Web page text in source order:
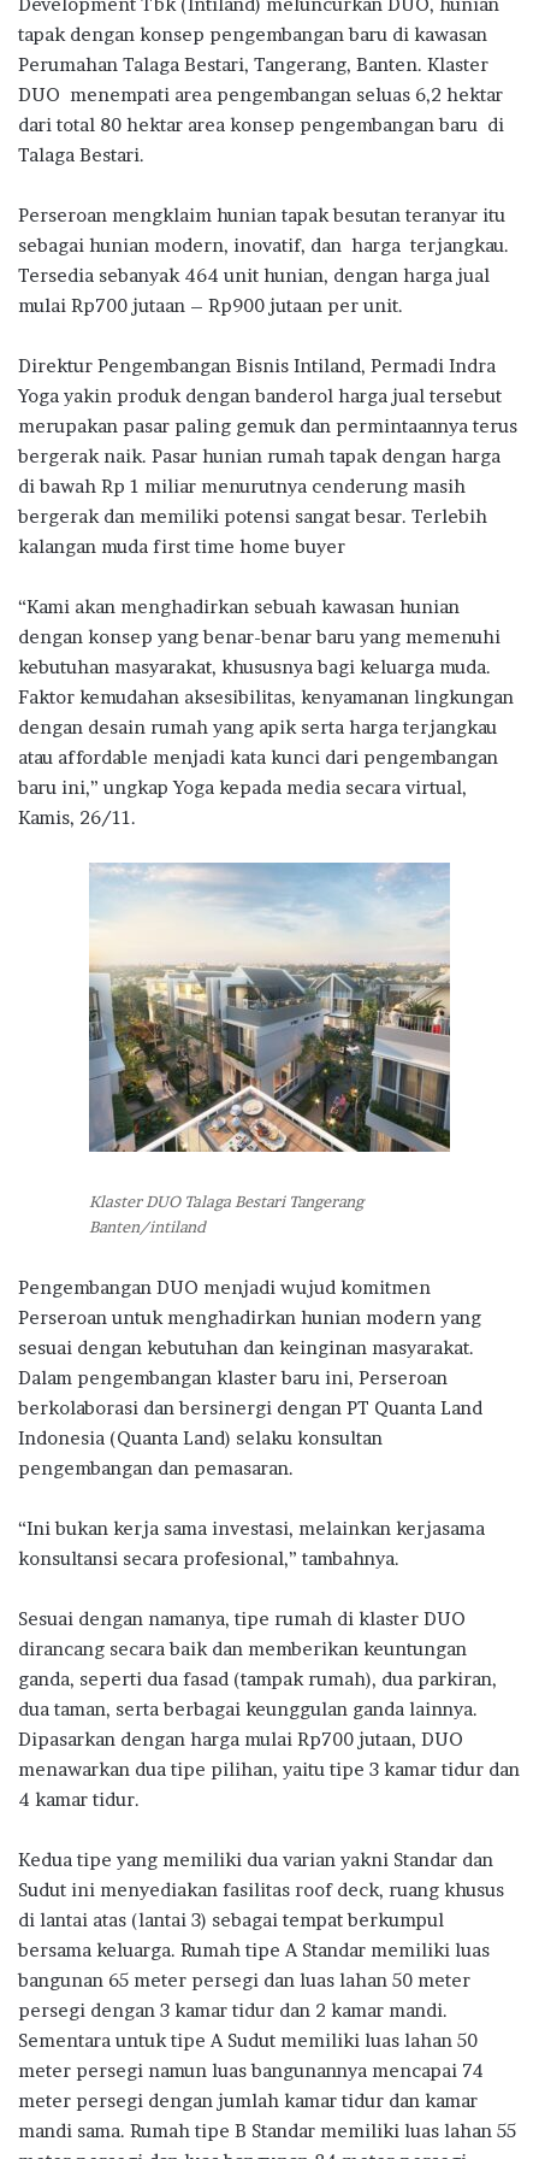
b
o
o
k
te
r
s
A
p
p
g
ra
m
e
tapak dengan konsep pengembangan baru di kawasan
Perumahan Talaga Bestari, Tangerang, Banten. Klaster
DUO menempati area pengembangan seluas 6,2 hektar
dari total 80 hektar area konsep pengembangan baru di
Talaga Bestari.
Perseroan mengklaim hunian tapak besutan teranyar itu
sebagai hunian modern, inovatif, dan harga terjangkau.
Tersedia sebanyak 464 unit hunian, dengan harga jual
mulai Rp700 jutaan – Rp900 jutaan per unit.
Direktur Pengembangan Bisnis Intiland, Permadi Indra
Yoga yakin produk dengan banderol harga jual tersebut
merupakan pasar paling gemuk dan permintaannya terus
bergerak naik. Pasar hunian rumah tapak dengan harga
di bawah Rp 1 miliar menurutnya cenderung masih
bergerak dan memiliki potensi sangat besar. Terlebih
kalangan muda first time home buyer
“Kami akan menghadirkan sebuah kawasan hunian
dengan konsep yang benar-benar baru yang memenuhi
kebutuhan masyarakat, khususnya bagi keluarga muda.
Faktor kemudahan aksesibilitas, kenyamanan lingkungan
dengan desain rumah yang apik serta harga terjangkau
atau affordable menjadi kata kunci dari pengembangan
baru ini,” ungkap Yoga kepada media secara virtual,
Kamis, 26/11.
Klaster DUO Talaga Bestari Tangerang
Banten/intiland
Pengembangan DUO menjadi wujud komitmen
Perseroan untuk menghadirkan hunian modern yang
sesuai dengan kebutuhan dan keinginan masyarakat.
Dalam pengembangan klaster baru ini, Perseroan
berkolaborasi dan bersinergi dengan PT Quanta Land
Indonesia (Quanta Land) selaku konsultan
pengembangan dan pemasaran.
“Ini bukan kerja sama investasi, melainkan kerjasama
konsultansi secara profesional,” tambahnya.
Sesuai dengan namanya, tipe rumah di klaster DUO
dirancang secara baik dan memberikan keuntungan
ganda, seperti dua fasad (tampak rumah), dua parkiran,
dua taman, serta berbagai keunggulan ganda lainnya.
Dipasarkan dengan harga mulai Rp700 jutaan, DUO
menawarkan dua tipe pilihan, yaitu tipe 3 kamar tidur dan
4 kamar tidur.
Kedua tipe yang memiliki dua varian yakni Standar dan
Sudut ini menyediakan fasilitas roof deck, ruang khusus
di lantai atas (lantai 3) sebagai tempat berkumpul
bersama keluarga. Rumah tipe A Standar memiliki luas
bangunan 65 meter persegi dan luas lahan 50 meter
persegi dengan 3 kamar tidur dan 2 kamar mandi.
Sementara untuk tipe A Sudut memiliki luas lahan 50
meter persegi namun luas bangunannya mencapai 74
meter persegi dengan jumlah kamar tidur dan kamar
mandi sama. Rumah tipe B Standar memiliki luas lahan 55